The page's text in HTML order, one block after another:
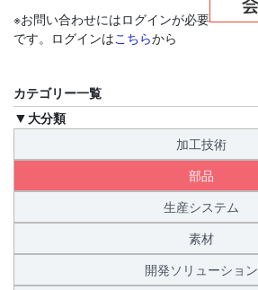
※お問い合わせにはログインが必要
です。ログインはこちらから
カテゴリー一覧
大分類
加工技術
部品
生産システム
素材
開発ソリューション